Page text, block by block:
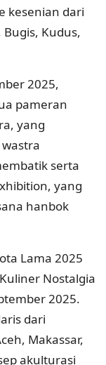
kesenian dari
Kudus,
2025,
pameran
yang
serta
yang
hanbok
Lama 2025
Nostalgia
2025.
dari
Makassar,
akulturasi